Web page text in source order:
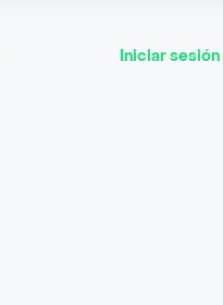
Iniciar sesión